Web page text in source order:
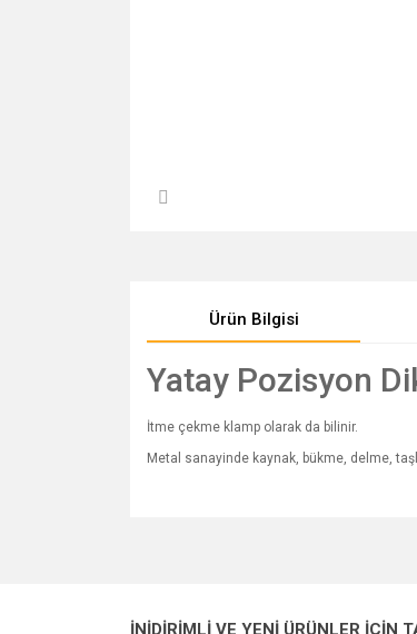
Ürün Bilgisi
Yatay Pozisyon
İtme çekme klamp olarak da bilinir.
Metal sanayinde kaynak, bükme, delme,
İNİDİRİMLİ VE YENİ ÜRÜNLER İÇİN